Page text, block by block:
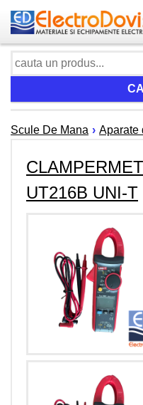
Scule De Mana › Aparate
UT216B UNI-T